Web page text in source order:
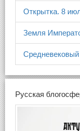
Открытка. 8
Земля
Русская